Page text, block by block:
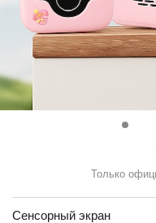
Только
Сенсорный экран